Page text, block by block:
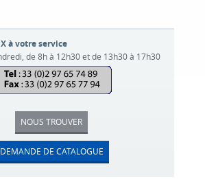
à votre service
de 8h à 12h30 et de 13h30 à 17h30
NOUS TROUVER
DEMANDE DE CATALOGUE